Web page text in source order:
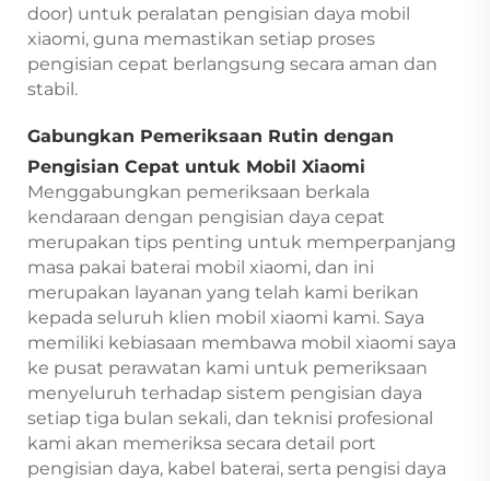
door) untuk peralatan pengisian daya mobil
xiaomi, guna memastikan setiap proses
pengisian cepat berlangsung secara aman dan
stabil.
Gabungkan Pemeriksaan Rutin dengan
Pengisian Cepat untuk Mobil Xiaomi
Menggabungkan pemeriksaan berkala
kendaraan dengan pengisian daya cepat
merupakan tips penting untuk memperpanjang
masa pakai baterai mobil xiaomi, dan ini
merupakan layanan yang telah kami berikan
kepada seluruh klien mobil xiaomi kami. Saya
memiliki kebiasaan membawa mobil xiaomi saya
ke pusat perawatan kami untuk pemeriksaan
menyeluruh terhadap sistem pengisian daya
setiap tiga bulan sekali, dan teknisi profesional
kami akan memeriksa secara detail port
pengisian daya, kabel baterai, serta pengisi daya